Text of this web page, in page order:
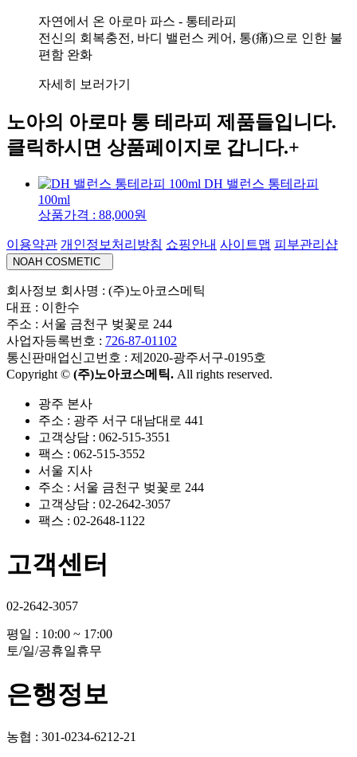
자연에서 온 아로마 파스 - 통테라피
전신의 회복충전, 바디 밸런스 케어, 통(痛)으로 인한 불
편함 완화
자세히 보러가기
노아의 아로마 통 테라피 제품들입니다.
클릭하시면 상품페이지로 갑니다.+
DH 밸런스 통테라피
100ml
상품가격 : 88,000원
이용약관 개인정보처리방침 쇼핑안내 사이트맵 피부관리샵
NOAH COSMETIC
회사정보 회사명 : (주)노아코스메틱
대표 : 이한수
주소 : 서울 금천구 벚꽃로 244
사업자등록번호 : 726-87-01102
통신판매업신고번호 : 제2020-광주서구-0195호
Copyright © (주)노아코스메틱. All rights reserved.
광주 본사
주소 : 광주 서구 대남대로 441
고객상담 : 062-515-3551
팩스 : 062-515-3552
서울 지사
주소 : 서울 금천구 벚꽃로 244
고객상담 : 02-2642-3057
팩스 : 02-2648-1122
고객센터
02-2642-3057
평일 : 10:00 ~ 17:00
토/일/공휴일휴무
은행정보
농협 : 301-0234-6212-21